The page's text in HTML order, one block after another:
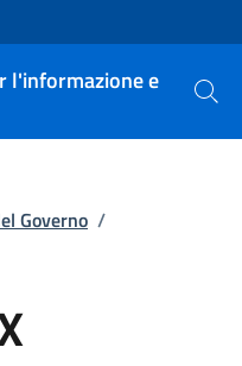
l'informazione e
Cerca
Governo /